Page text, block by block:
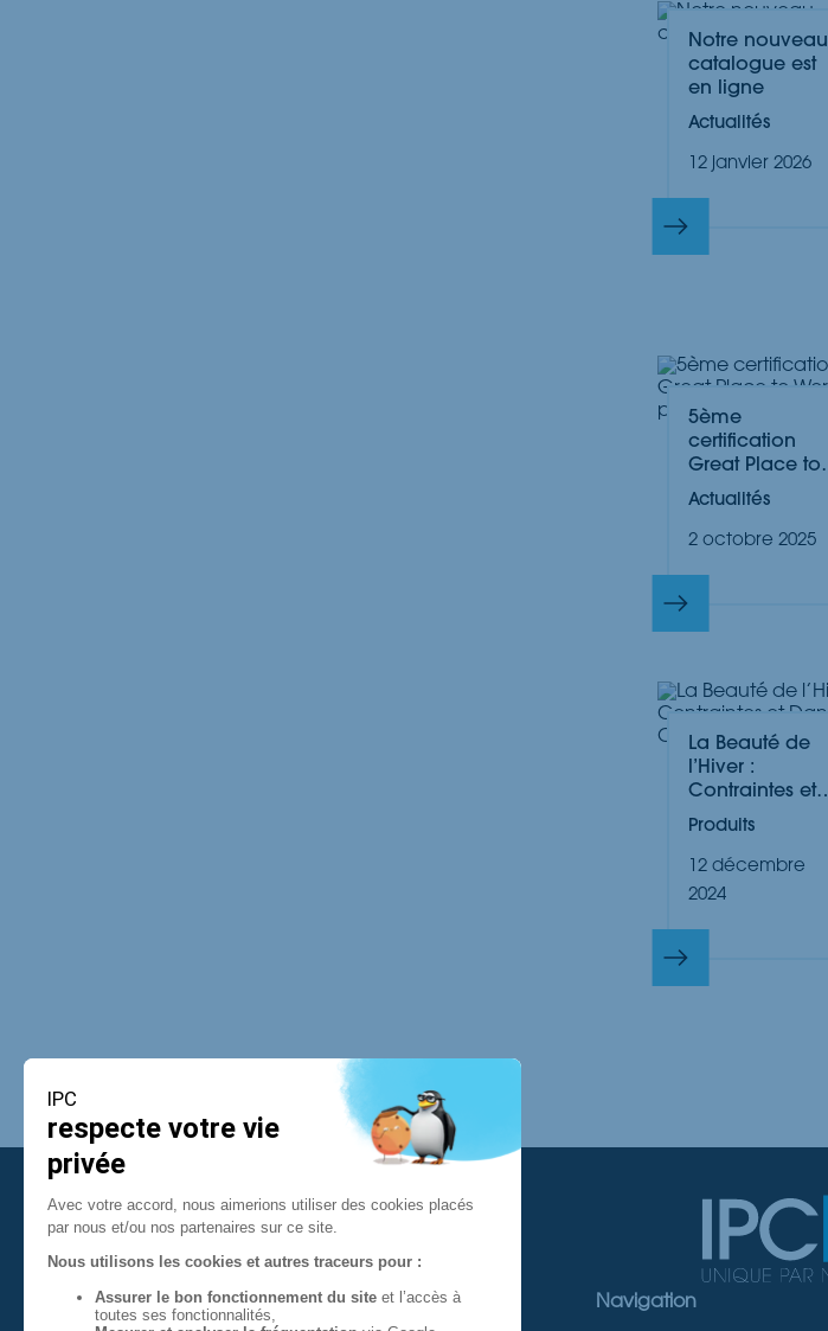
Notre nouveau
catalogue est
en ligne
Actualités
12 janvier 2026
5ème
certification
Great Place to
Work pour IPC
Actualités
2 octobre 2025
La Beauté de
l’Hiver :
Contraintes et
Dangers
Produits
12 décembre
2024
Contact Navigation